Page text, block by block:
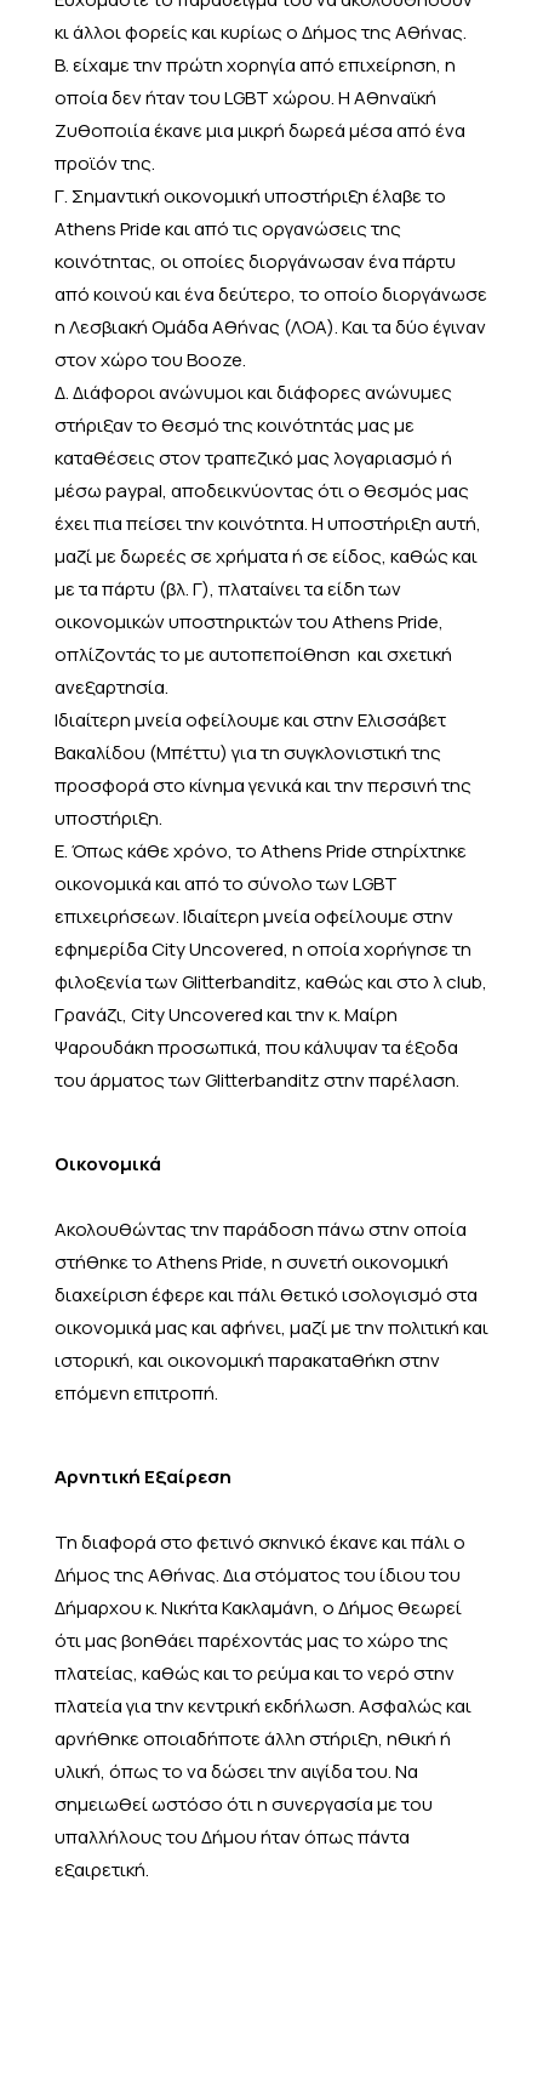
κι άλλοι φορείς και κυρίως ο Δήμος της Αθήνας.
Β. είχαμε την πρώτη χορηγία από επιχείρηση, η
οποία δεν ήταν του LGBT χώρου. Η Αθηναϊκή
Ζυθοποιία έκανε μια μικρή δωρεά μέσα από ένα
προϊόν της.
Γ. Σημαντική οικονομική υποστήριξη έλαβε το
Athens Pride και από τις οργανώσεις της
κοινότητας, οι οποίες διοργάνωσαν ένα πάρτυ
από κοινού και ένα δεύτερο, το οποίο διοργάνωσε
η Λεσβιακή Ομάδα Αθήνας (ΛΟΑ). Και τα δύο έγιναν
στον χώρο του Booze.
Δ. Διάφοροι ανώνυμοι και διάφορες ανώνυμες
στήριξαν το θεσμό της κοινότητάς μας με
καταθέσεις στον τραπεζικό μας λογαριασμό ή
μέσω paypal, αποδεικνύοντας ότι ο θεσμός μας
έχει πια πείσει την κοινότητα. Η υποστήριξη αυτή,
μαζί με δωρεές σε χρήματα ή σε είδος, καθώς και
με τα πάρτυ (βλ. Γ), πλαταίνει τα είδη των
οικονομικών υποστηρικτών του Athens Pride,
οπλίζοντάς το με αυτοπεποίθηση και σχετική
ανεξαρτησία.
Ιδιαίτερη μνεία οφείλουμε και στην Ελισσάβετ
Βακαλίδου (Μπέττυ) για τη συγκλονιστική της
προσφορά στο κίνημα γενικά και την περσινή της
υποστήριξη.
Ε. Όπως κάθε χρόνο, το Athens Pride στηρίχτηκε
οικονομικά και από το σύνολο των LGBT
επιχειρήσεων. Ιδιαίτερη μνεία οφείλουμε στην
εφημερίδα City Uncovered, η οποία χορήγησε τη
φιλοξενία των Glitterbanditz, καθώς και στο λ club,
Γρανάζι, City Uncovered και την κ. Μαίρη
Ψαρουδάκη προσωπικά, που κάλυψαν τα έξοδα
του άρματος των Glitterbanditz στην παρέλαση.
Οικονομικά
Ακολουθώντας την παράδοση πάνω στην οποία
στήθηκε το Athens Pride, η συνετή οικονομική
διαχείριση έφερε και πάλι θετικό ισολογισμό στα
οικονομικά μας και αφήνει, μαζί με την πολιτική και
ιστορική, και οικονομική παρακαταθήκη στην
επόμενη επιτροπή.
Αρνητική Εξαίρεση
Τη διαφορά στο φετινό σκηνικό έκανε και πάλι ο
Δήμος της Αθήνας. Δια στόματος του ίδιου του
Δήμαρχου κ. Νικήτα Κακλαμάνη, ο Δήμος θεωρεί
ότι μας βοηθάει παρέχοντάς μας το χώρο της
πλατείας, καθώς και το ρεύμα και το νερό στην
πλατεία για την κεντρική εκδήλωση. Ασφαλώς και
αρνήθηκε οποιαδήποτε άλλη στήριξη, ηθική ή
υλική, όπως το να δώσει την αιγίδα του. Να
σημειωθεί ωστόσο ότι η συνεργασία με του
υπαλλήλους του Δήμου ήταν όπως πάντα
εξαιρετική.